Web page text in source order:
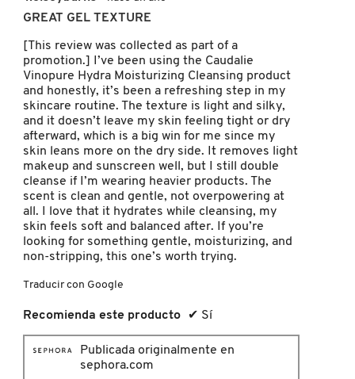
FRESH
GIORGIO ARMANI
GIVENCHY
GLOSSIER
GLOW RECIPE
de
estrellas.
GREAT GEL TEXTURE
[This review was collected as part of a
promotion.] I’ve been using the Caudalie
Vinopure Hydra Moisturizing Cleansing product
and honestly, it’s been a refreshing step in my
skincare routine. The texture is light and silky,
and it doesn’t leave my skin feeling tight or dry
afterward, which is a big win for me since my
skin leans more on the dry side. It removes light
makeup and sunscreen well, but I still double
cleanse if I’m wearing heavier products. The
scent is clean and gentle, not overpowering at
all. I love that it hydrates while cleansing, my
skin feels soft and balanced after. If you’re
looking for something gentle, moisturizing, and
non-stripping, this one’s worth trying.
Traducir con Google
Recomienda este producto ✔ Sí
Publicada originalmente en
sephora.com